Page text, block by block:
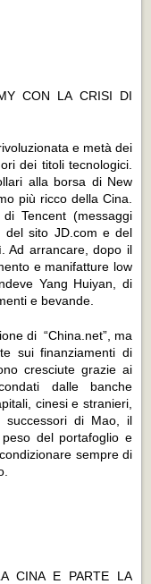
CON LA CRISI DI
e metà dei
dei titoli tecnologici.
alla borsa di New
più ricco della Cina.
Tencent (messaggi
del sito JD.com e del
Ad arrancare, dopo il
e manifatture low
Yang Huiyan, di
e bevande.
di “China.net”, ma
sui finanziamenti di
cresciute grazie ai
dalle banche
cinesi e stranieri,
successori di Mao, il
del portafoglio e
sempre di
CINA E PARTE LA